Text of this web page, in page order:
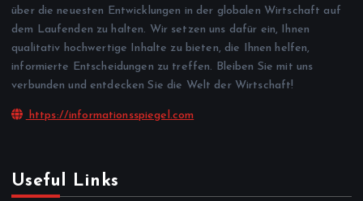
über die neuesten Entwicklungen in der globalen Wirtschaft auf
dem Laufenden zu halten. Wir setzen uns dafür ein, Ihnen
qualitativ hochwertige Inhalte zu bieten, die Ihnen helfen,
informierte Entscheidungen zu treffen. Bleiben Sie mit uns
verbunden und entdecken Sie die Welt der Wirtschaft!
https://informationsspiegel.com
Useful Links